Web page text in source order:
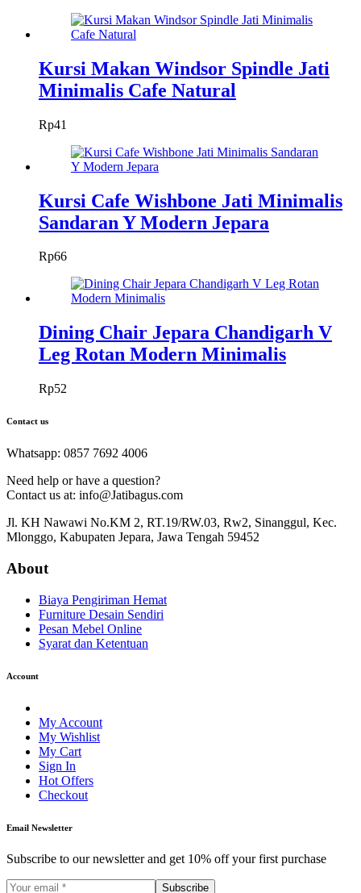
Kursi Makan Windsor Spindle Jati
Minimalis Cafe Natural
Rp41
Kursi Cafe Wishbone Jati Minimalis
Sandaran Y Modern Jepara
Rp66
Dining Chair Jepara Chandigarh V
Leg Rotan Modern Minimalis
Rp52
Contact us
Whatsapp: 0857 7692 4006
Need help or have a question?
Contact us at: info@Jatibagus.com
Jl. KH Nawawi No.KM 2, RT.19/RW.03, Rw2, Sinanggul, Kec.
Mlonggo, Kabupaten Jepara, Jawa Tengah 59452
About
Biaya Pengiriman Hemat
Furniture Desain Sendiri
Pesan Mebel Online
Syarat dan Ketentuan
Account
My Account
My Wishlist
My Cart
Sign In
Hot Offers
Checkout
Email Newsletter
Subscribe to our newsletter and get 10% off your first purchase
Subscribe